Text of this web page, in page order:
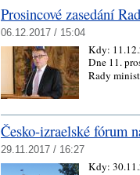
Prosincové zasedání
06.12.2017 / 15:04
Kdy:
Dne 11.
Rady
Česko-izraelské fórum
29.11.2017 / 16:27
Kdy: